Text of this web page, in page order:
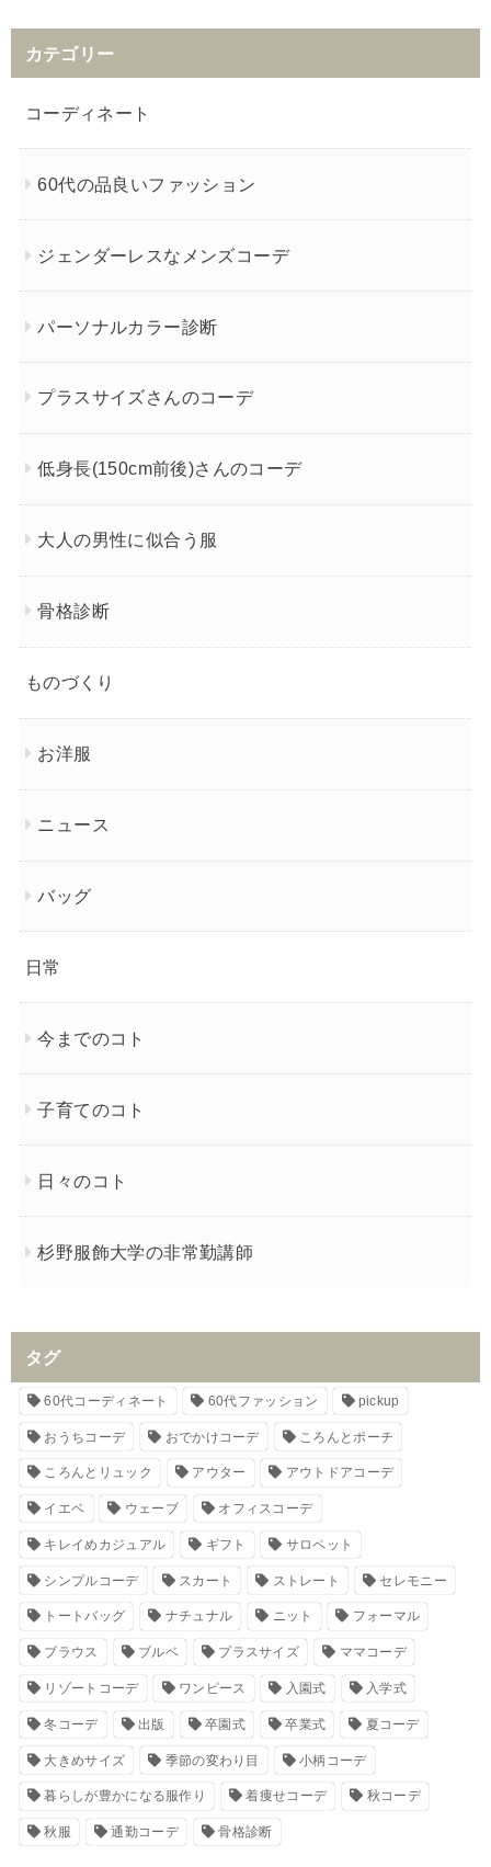
カテゴリー
コーディネート
60代の品良いファッション
ジェンダーレスなメンズコーデ
パーソナルカラー診断
プラスサイズさんのコーデ
低身長(150cm前後)さんのコーデ
大人の男性に似合う服
骨格診断
ものづくり
お洋服
ニュース
バッグ
日常
今までのコト
子育てのコト
日々のコト
杉野服飾大学の非常勤講師
タグ
60代コーディネート 60代ファッション pickup
おうちコーデ おでかけコーデ ころんとポーチ
ころんとリュック アウター アウトドアコーデ
イエベ ウェーブ オフィスコーデ
キレイめカジュアル ギフト サロペット
シンプルコーデ スカート ストレート セレモニー
トートバッグ ナチュナル ニット フォーマル
ブラウス ブルベ プラスサイズ ママコーデ
リゾートコーデ ワンピース 入園式 入学式
冬コーデ 出版 卒園式 卒業式 夏コーデ
大きめサイズ 季節の変わり目 小柄コーデ
暮らしが豊かになる服作り 着痩せコーデ 秋コーデ
秋服 通勤コーデ 骨格診断